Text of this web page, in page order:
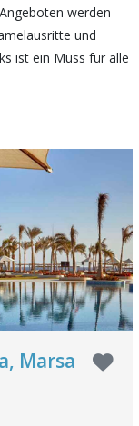
werden
und
ist ein Muss für alle
Marsa